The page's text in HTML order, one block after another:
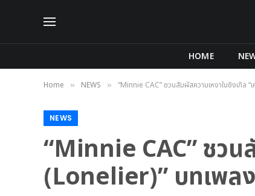
HOME
Home » NEWS » “Minnie CAC” ชวนสัมผัสความเหงาในซิงเกิล
NEWS
“Minnie CAC” ชวน
(Lonelier)” บทเพล